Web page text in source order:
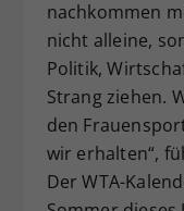
nachkommen
nicht alleine,
Politik,
Strang ziehen.
den
wir erhalten“,
Der WTA-